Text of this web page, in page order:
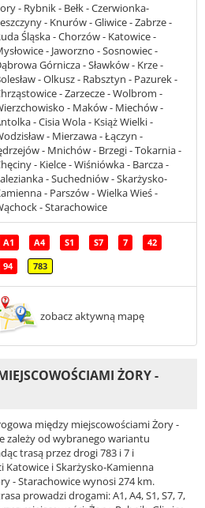
- Rybnik - Bełk - Czerwionka-
- Knurów - Gliwice - Zabrze -
Śląska - Chorzów - Katowice -
- Jaworzno - Sosnowiec -
Górnicza - Sławków - Krze -
- Olkusz - Rabsztyn - Pazurek -
- Zarzecze - Wolbrom -
- Maków - Miechów -
- Cisia Wola - Książ Wielki -
- Mierzawa - Łączyn -
- Mnichów - Brzegi - Tokarnia -
- Kielce - Wiśniówka - Barcza -
- Suchedniów - Skarżysko-
- Parszów - Wielka Wieś -
- Starachowice
A1 A4 S1 S7 7 42
94 783
zobacz aktywną mapę
ŻORY -
między miejscowościami Żory -
zależy od wybranego wariantu
trasą przez drogi 783 i 7 i
Katowice i Skarżysko-Kamienna
- Starachowice wynosi 274 km.
prowadzi drogami: A1, A4, S1, S7, 7,